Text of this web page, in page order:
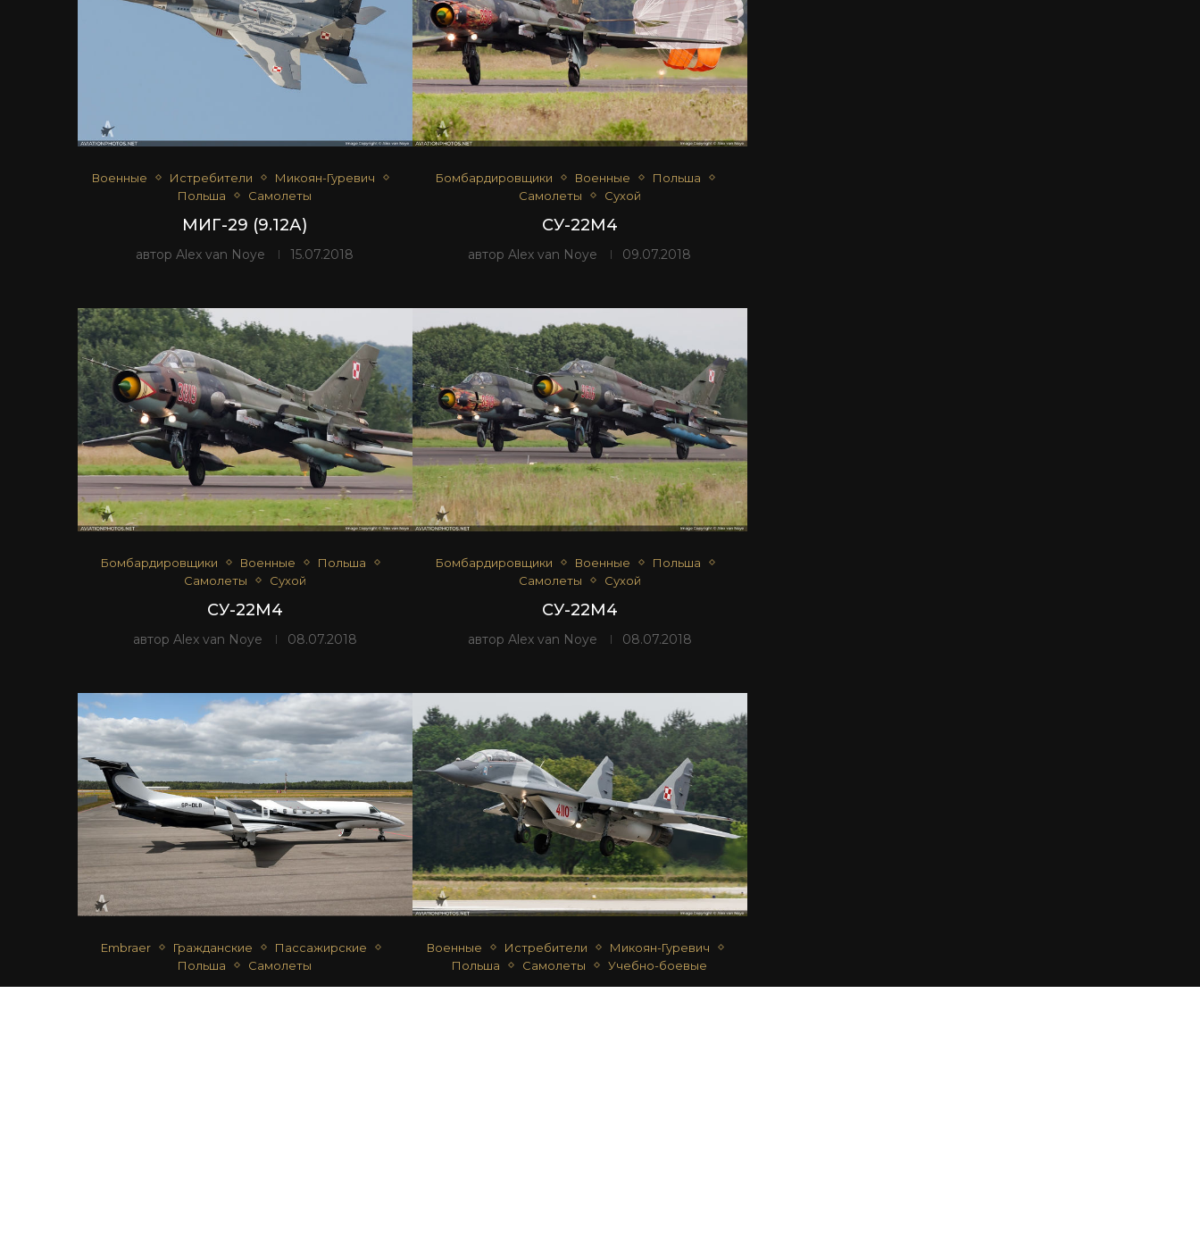
Военные Истребители
Микоян-Гуревич
Польша
Самолеты
МИГ-29 (9.12А)
авторAlex van Noye 15.07.2018
Бомбардировщики Военные
Польша
Самолеты
Сухой
СУ-22М4
авторAlex van Noye 09.07.2018
Бомбардировщики Военные
Польша
Самолеты
Сухой
СУ-22М4
автор Alex van Noye 08.07.2018
Бомбардировщики Военные
Польша
Самолеты
Сухой
СУ-22М4
автор Alex van Noye 08.07.2018
Embraer Гражданские
Пассажирские
Польша
Самолеты
Военные Истребители
Микоян-Гуревич
Польша
Самолеты Учебно-боевые